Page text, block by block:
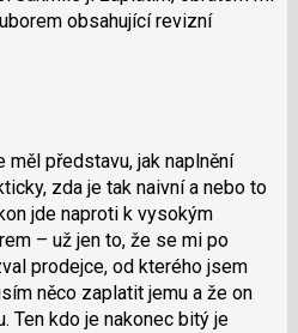
obsahující revizní
měl představu, jak naplnění
zda je tak naivní a nebo to
jde naproti k vysokým
– už jen to, že se mi po
prodejce, od kterého jsem
něco zaplatit jemu a že on
Ten kdo je nakonec bitý je